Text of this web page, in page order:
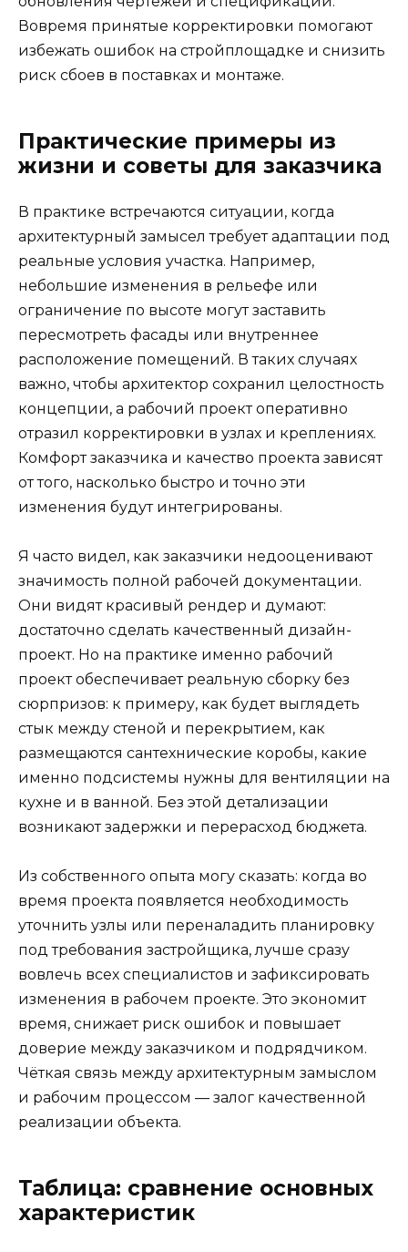
Вовремя принятые корректировки помогают
избежать ошибок на стройплощадке и снизить
риск сбоев в поставках и монтаже.
Практические примеры из
жизни и советы для заказчика
В практике встречаются ситуации, когда
архитектурный замысел требует адаптации под
реальные условия участка. Например,
небольшие изменения в рельефе или
ограничение по высоте могут заставить
пересмотреть фасады или внутреннее
расположение помещений. В таких случаях
важно, чтобы архитектор сохранил целостность
концепции, а рабочий проект оперативно
отразил корректировки в узлах и креплениях.
Комфорт заказчика и качество проекта зависят
от того, насколько быстро и точно эти
изменения будут интегрированы.
Я часто видел, как заказчики недооценивают
значимость полной рабочей документации.
Они видят красивый рендер и думают:
достаточно сделать качественный дизайн-
проект. Но на практике именно рабочий
проект обеспечивает реальную сборку без
сюрпризов: к примеру, как будет выглядеть
стык между стеной и перекрытием, как
размещаются сантехнические коробы, какие
именно подсистемы нужны для вентиляции на
кухне и в ванной. Без этой детализации
возникают задержки и перерасход бюджета.
Из собственного опыта могу сказать: когда во
время проекта появляется необходимость
уточнить узлы или переналадить планировку
под требования застройщика, лучше сразу
вовлечь всех специалистов и зафиксировать
изменения в рабочем проекте. Это экономит
время, снижает риск ошибок и повышает
доверие между заказчиком и подрядчиком.
Чёткая связь между архитектурным замыслом
и рабочим процессом — залог качественной
реализации объекта.
Таблица: сравнение основных
характеристик